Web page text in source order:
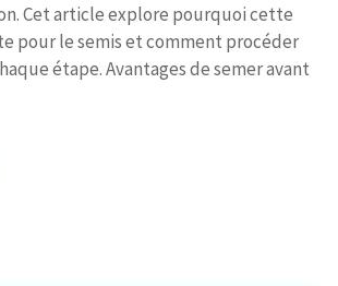
Cet article explore pourquoi cette
pour le semis et comment procéder
étape. Avantages de semer avant